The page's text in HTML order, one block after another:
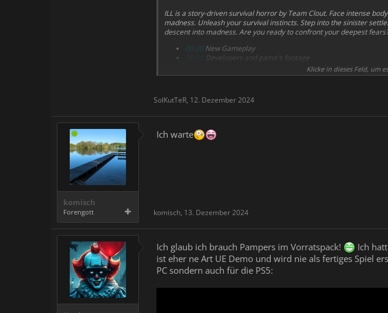
ILL is a story-driven survival horror by Team Clout. Face intense
madness. Unleash your survival instincts. Step into the sinister
descent into madness. Are you ready to confront your deepest fears?
00:00 New Gameplay
Developers and game's footage
Klicke in dieses Feld, um
SolKutTeR, 12. Dezember 2024
komisch
Forengott
Ich warte
komisch, 13. Dezember 2024
Ich glaub ich brauch Pampers im Vorratspack!
Ich
ist eher ne Art UE Demo und wird nie als fertiges Spiel
PC sondern auch für die PS5: